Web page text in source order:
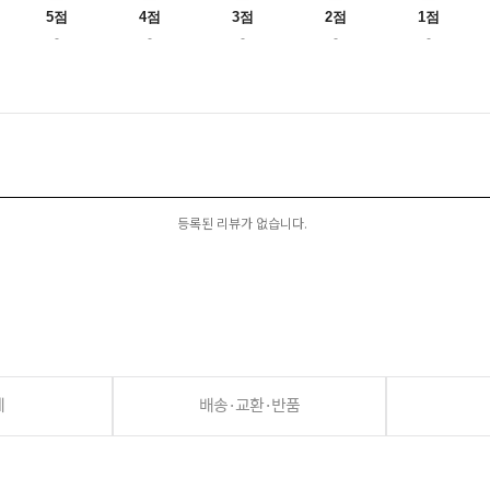
5점
-
4점
-
3점
-
2점
-
1점
-
등록된 리뷰가 없습니다.
배송·교환·반품